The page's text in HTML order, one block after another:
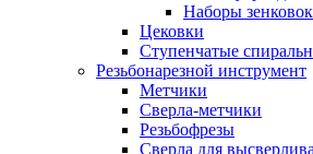
Наборы зенковок
Цековки
Ступенчатые
Резьбонарезной инструмент
Метчики
Сверла-метчики
Резьбофрезы
Сверла для